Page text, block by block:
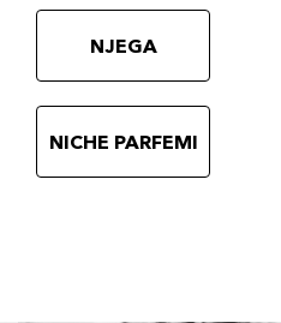
NJEGA
NICHE PARFEMI